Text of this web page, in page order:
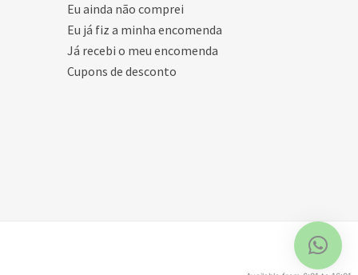
Eu ainda não comprei
Eu já fiz a minha encomenda
Já recebi o meu encomenda
Cupons de desconto